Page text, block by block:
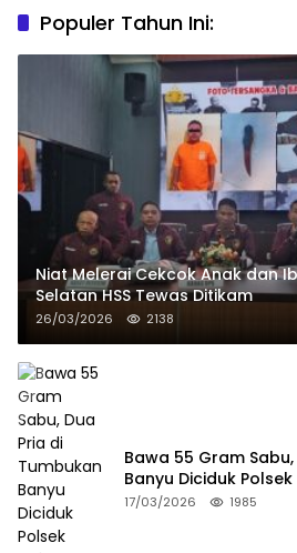
Populer Tahun Ini:
Niat Melerai Cekcok Anak dan
Selatan HSS Tewas Ditikam
26/03/2026 2138
Bawa 55 Gram
Banyu Diciduk
17/03/2026 1985